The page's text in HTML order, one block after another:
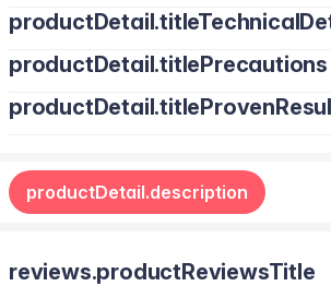
productDetail.titlePrecautions
productDetail.description
reviews.productReviewsTitle